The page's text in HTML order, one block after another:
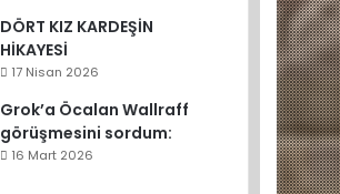
DÖRT KIZ KARDEŞİN
HİKAYESİ
17 Nisan 2026
Grok’a Öcalan Wallraff
görüşmesini sordum:
16 Mart 2026